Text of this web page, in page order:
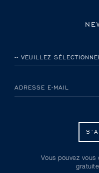
VEUILLEZ SÉLECTIONNER
ADRESSE E-MAIL
Vous pouvez vous